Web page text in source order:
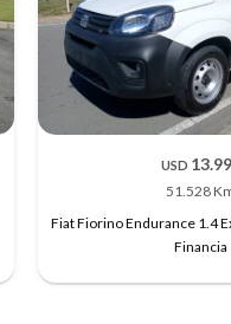
USD
51.528
Fiat Fiorino Endurance 1.4
Financia